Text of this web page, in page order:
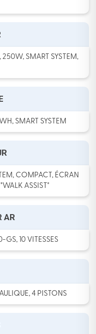
SMART SYSTEM,
SMART SYSTEM
COMPACT, ÉCRAN
ASSIST"
AR
10 VITESSES
4 PISTONS